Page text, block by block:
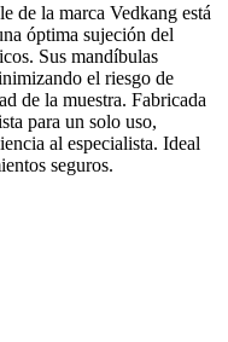
de la marca Vedkang está
óptima sujeción del
Sus mandíbulas
el riesgo de
de la muestra. Fabricada
para un solo uso,
al especialista. Ideal
seguros.